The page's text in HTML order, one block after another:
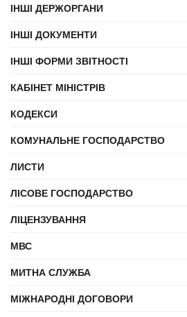
ІНШІ ДЕРЖОРГАНИ
ІНШІ ДОКУМЕНТИ
ІНШІ ФОРМИ ЗВІТНОСТІ
КАБІНЕТ МІНІСТРІВ
КОДЕКСИ
КОМУНАЛЬНЕ ГОСПОДАРСТВО
ЛИСТИ
ЛІСОВЕ ГОСПОДАРСТВО
ЛІЦЕНЗУВАННЯ
МВС
МИТНА СЛУЖБА
МІЖНАРОДНІ ДОГОВОРИ